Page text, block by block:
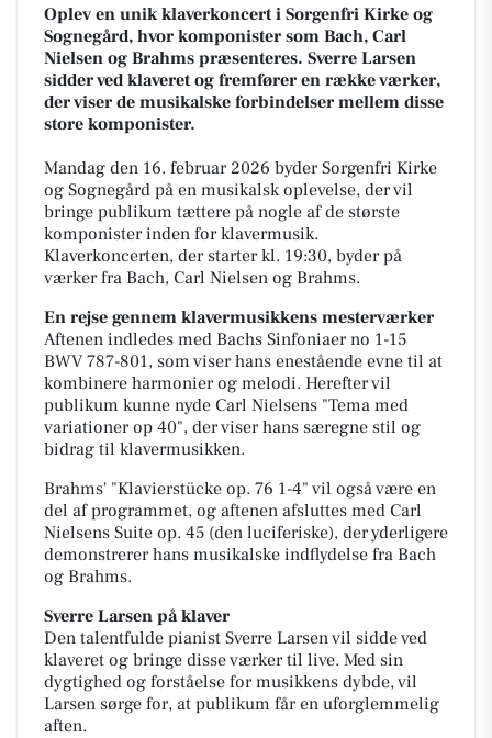
Oplev en unik klaverkoncert i Sorgenfri Kirke og
Sognegård, hvor komponister som Bach, Carl
Nielsen og Brahms præsenteres. Sverre Larsen
sidder ved klaveret og fremfører en række værker,
der viser de musikalske forbindelser mellem disse
store komponister.
Mandag den 16. februar 2026 byder Sorgenfri Kirke
og Sognegård på en musikalsk oplevelse, der vil
bringe publikum tættere på nogle af de største
komponister inden for klavermusik.
Klaverkoncerten, der starter kl. 19:30, byder på
værker fra Bach, Carl Nielsen og Brahms.
En rejse gennem klavermusikkens mesterværker
Aftenen indledes med Bachs Sinfoniaer no 1-15
BWV 787-801, som viser hans enestående evne til at
kombinere harmonier og melodi. Herefter vil
publikum kunne nyde Carl Nielsens "Tema med
variationer op 40", der viser hans særegne stil og
bidrag til klavermusikken.
Brahms' "Klavierstücke op. 76 1-4" vil også være en
del af programmet, og aftenen afsluttes med Carl
Nielsens Suite op. 45 (den luciferiske), der yderligere
demonstrerer hans musikalske indflydelse fra Bach
og Brahms.
Sverre Larsen på klaver
Den talentfulde pianist Sverre Larsen vil sidde ved
klaveret og bringe disse værker til live. Med sin
dygtighed og forståelse for musikkens dybde, vil
Larsen sørge for, at publikum får en uforglemmelig
aften.